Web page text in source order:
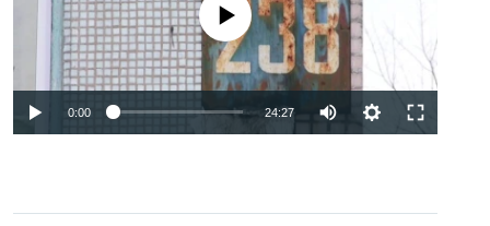
No media source currently available
0:00 24:27